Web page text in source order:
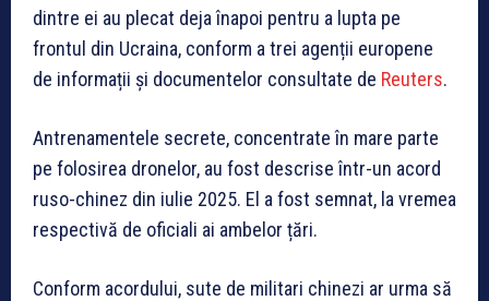
dintre ei au plecat deja înapoi pentru a lupta pe
frontul din Ucraina, conform a trei agenții europene
de informații și documentelor consultate de Reuters.
Antrenamentele secrete, concentrate în mare parte
pe folosirea dronelor, au fost descrise într-un acord
ruso-chinez din iulie 2025. El a fost semnat, la vremea
respectivă de oficiali ai ambelor țări.
Conform acordului, sute de militari chinezi ar urma să